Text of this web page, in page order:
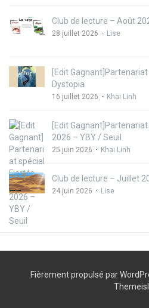
Club de lecture – Août
28 juillet 2026 Lise
[Edit
Dystopia
16 juillet 2026 Khai Linh
[Edit
2026 – YBY / Seuil
25 juin 2026 Khai Linh
Club de lecture – Juillet
24 juin 2026 Lise
Fièrement propulsé par